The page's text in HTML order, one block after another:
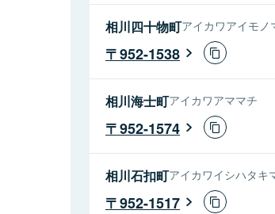
相川四十物町アイカワアイモノ
952-1538
相川海士町アイカワアママチ
952-1574
相川石扣町アイカワイシハタキ
952-1517